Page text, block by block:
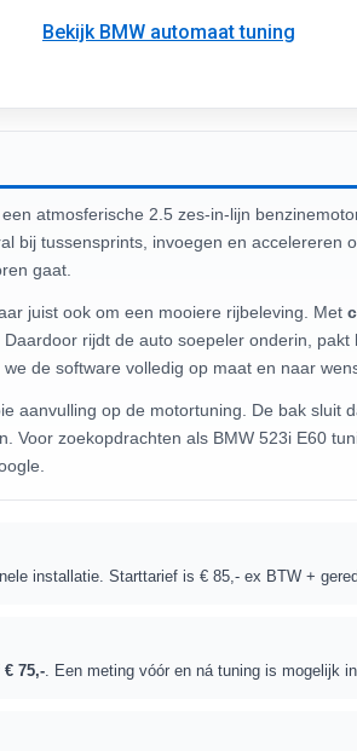
Bekijk BMW automaat tuning
atmosferische 2.5 zes-in-lijn
bij tussensprints, invoegen en
gaat.
juist ook om een mooiere rijbeleving. Met
rijdt de auto soepeler onderin,
de software volledig op maat en naar
Voor zoekopdrachten als BMW 523i E60
installatie. Starttarief is € 85,- ex BTW +
€ 75,- . Een meting vóór en ná tuning is mogelijk